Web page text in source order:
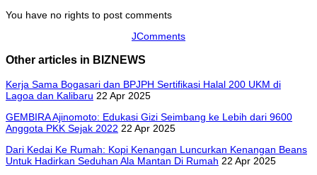
You have no rights to post comments
JComments
Other articles in BIZNEWS
Kerja Sama Bogasari dan BPJPH Sertifikasi Halal 200 UKM di
Lagoa dan Kalibaru 22 Apr 2025
GEMBIRA Ajinomoto: Edukasi Gizi Seimbang ke Lebih dari 9600
Anggota PKK Sejak 2022 22 Apr 2025
Dari Kedai Ke Rumah: Kopi Kenangan Luncurkan Kenangan Beans
Untuk Hadirkan Seduhan Ala Mantan Di Rumah 22 Apr 2025